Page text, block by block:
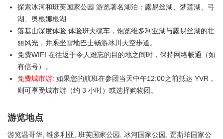
探索冰河和班芙国家公园 游览著名湖泊：露易丝湖、梦莲湖、弓
湖、奥根娜根湖
落基山深度体验 体验班夫缆车，饱览维多利亚湖与露易丝湖的壮
丽风光，并乘坐雪地巴士畅游冰川天空步道。
免费WIFI 在往返于令人难忘的目的地之间时，保持网络畅通（如
有信号）。
免费城市游: 如果您的航班在参团当天中午12:00之前抵达 YVR，
则可享受城市游（约 3 小时）或选择购物团。
游览地点
游览温哥华, 维多利亚, 班芙国家公园, 冰河国家公园, 贾斯珀国家公